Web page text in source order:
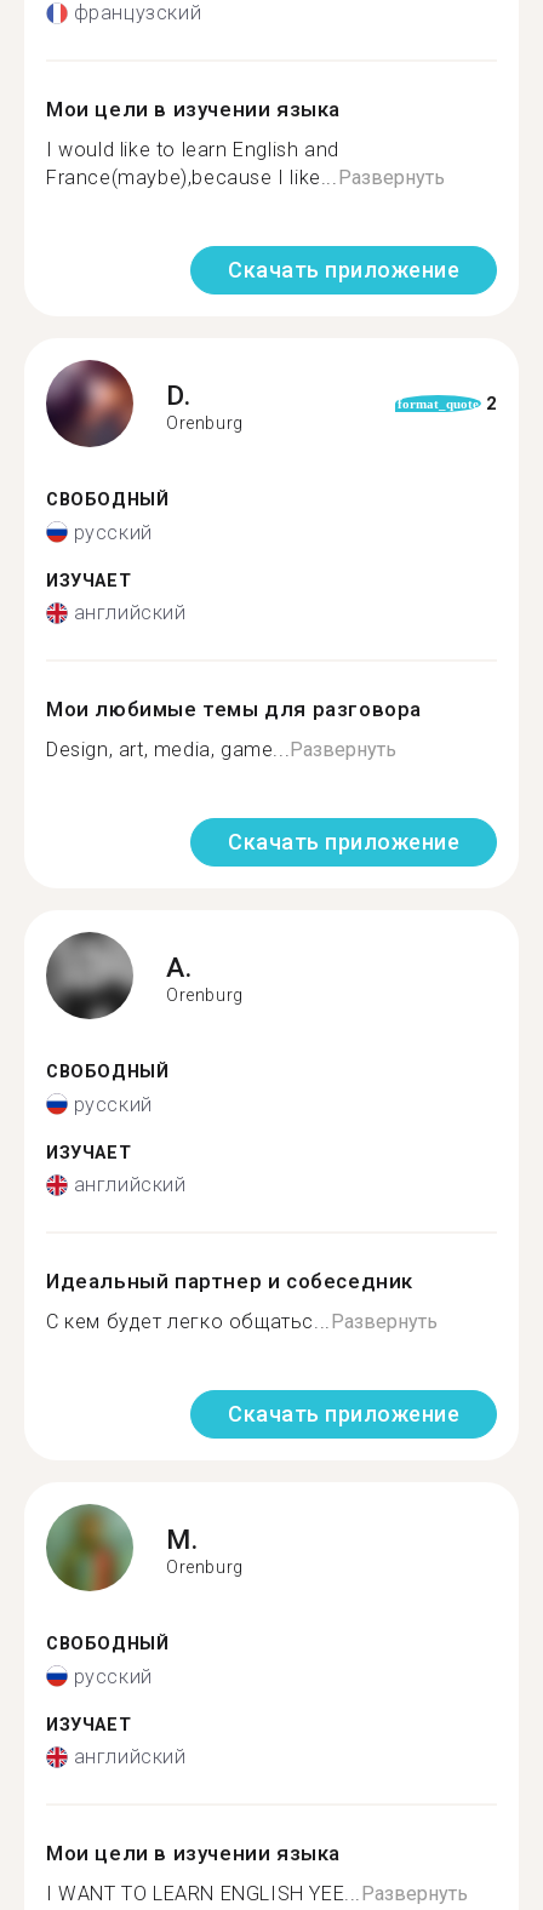
французский
Мои цели в изучении языка
I would like to learn English and
France(maybe),because I like...Развернуть
Скачать приложение
D.
Orenburg
format_quote 2
СВОБОДНЫЙ
русский
ИЗУЧАЕТ
английский
Мои любимые темы для разговора
Design, art, media, game...Развернуть
Скачать приложение
A.
Orenburg
СВОБОДНЫЙ
русский
ИЗУЧАЕТ
английский
Идеальный партнер и собеседник
С кем будет легко общатьс...Развернуть
Скачать приложение
M.
Orenburg
СВОБОДНЫЙ
русский
ИЗУЧАЕТ
английский
Мои цели в изучении языка
I WANT TO LEARN ENGLISH YEE...Развернуть